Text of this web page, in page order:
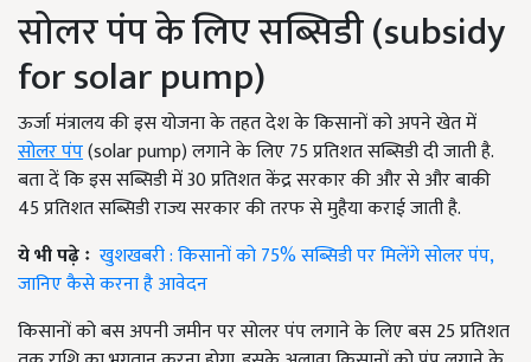
सोलर पंप के लिए सब्सिडी (subsidy
for solar pump)
ऊर्जा मंत्रालय की इस योजना के तहत देश के किसानों को अपने खेत में
सोलर पंप(solar pump) लगाने के लिए 75 प्रतिशत सब्सिडी दी जाती है.
बता दें कि इस सब्सिडी में 30 प्रतिशत केंद्र सरकार की और से और बाकी
45 प्रतिशत सब्सिडी राज्य सरकार की तरफ से मुहैया कराई जाती है.
ये भी पढ़े ः खुशखबरी : किसानों को 75% सब्सिडी पर मिलेंगे सोलर पंप,
जानिए कैसे करना है आवेदन
किसानों को बस अपनी जमीन पर सोलर पंप लगाने के लिए बस 25 प्रतिशत